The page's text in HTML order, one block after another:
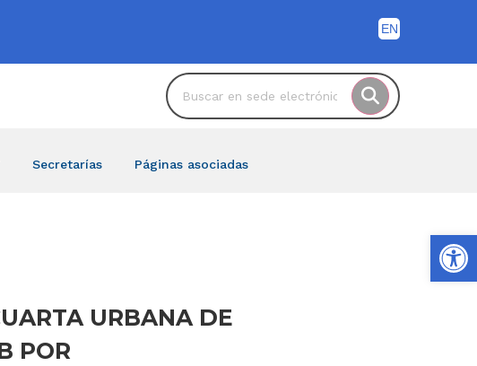
Secretarías Páginas asociadas
URBANA DE
POR